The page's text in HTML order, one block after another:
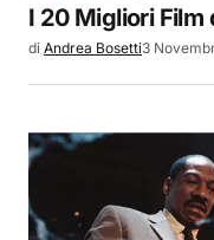
I 20 Migliori Film
di Andrea Bosetti3